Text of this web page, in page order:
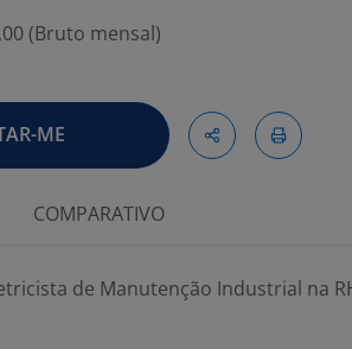
(Bruto mensal)
ME
COMPARATIVO
de Manutenção Industrial na